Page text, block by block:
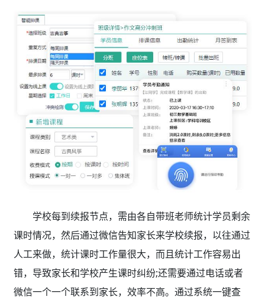
学校每到续报节点，需由各自带班老师统计学员剩余
课时情况，然后通过微信告知家长来学校续报，以往通过
人工来做，统计课时工作量很大，而且统计工作容易出
错，导致家长和学校产生课时纠纷;还需要通过电话或者
微信一个一个联系到家长，效率不高。通过系统一键查